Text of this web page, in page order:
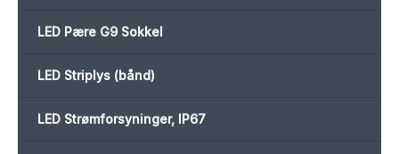
LED Pære G9 Sokkel
LED Striplys (bånd)
LED Strømforsyninger, IP67